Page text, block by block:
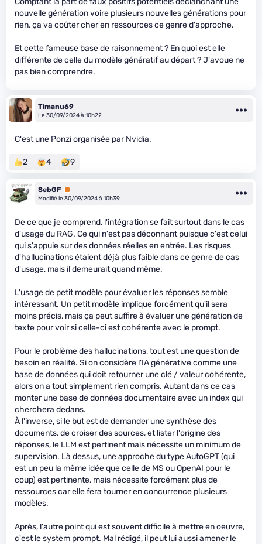
nouvelle génération voire plusieurs nouvelles générations pour
rien, ça va coûter cher en ressources ce genre d'approche.
Et cette fameuse base de raisonnement ? En quoi est elle
différente de celle du modèle génératif au départ ? J'avoue ne
pas bien comprendre.
Timanu69
Le 30/09/2024 à 10h22
C'est une Ponzi organisée par Nvidia.
2 4 9
SebGF Premium
Modifié le 30/09/2024 à 10h39
De ce que je comprend, l'intégration se fait surtout dans le cas
d'usage du RAG. Ce qui n'est pas déconnant puisque c'est celui
qui s'appuie sur des données réelles en entrée. Les risques
d'hallucinations étaient déjà plus faible dans ce genre de cas
d'usage, mais il demeurait quand même.
L'usage de petit modèle pour évaluer les réponses semble
intéressant. Un petit modèle implique forcément qu'il sera
moins précis, mais ça peut suffire à évaluer une génération de
texte pour voir si celle-ci est cohérente avec le prompt.
Pour le problème des hallucinations, tout est une question de
besoin en réalité. Si on considère l'IA générative comme une
base de données qui doit retourner une clé / valeur cohérente,
alors on a tout simplement rien compris. Autant dans ce cas
monter une base de données documentaire avec un index qui
cherchera dedans.
À l'inverse, si le but est de demander une synthèse des
documents, de croiser des sources, et lister l'origine des
réponses, le LLM est pertinent mais nécessite un minimum de
supervision. Là dessus, une approche du type AutoGPT (qui
est un peu la même idée que celle de MS ou OpenAI pour le
coup) est pertinente, mais nécessite forcément plus de
ressources car elle fera tourner en concurrence plusieurs
modèles.
Après, l'autre point qui est souvent difficile à mettre en oeuvre,
c'est le system prompt. Mal rédigé, il peut lui aussi amener le